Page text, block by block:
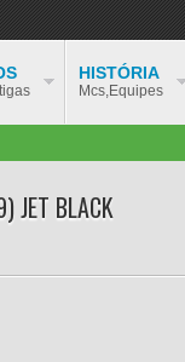
HISTÓRIA
Mcs,Equipes
JET BLACK